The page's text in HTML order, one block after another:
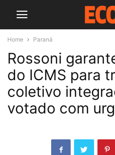
Home Paraná
Rossoni
do ICMS para
coletivo
votado com